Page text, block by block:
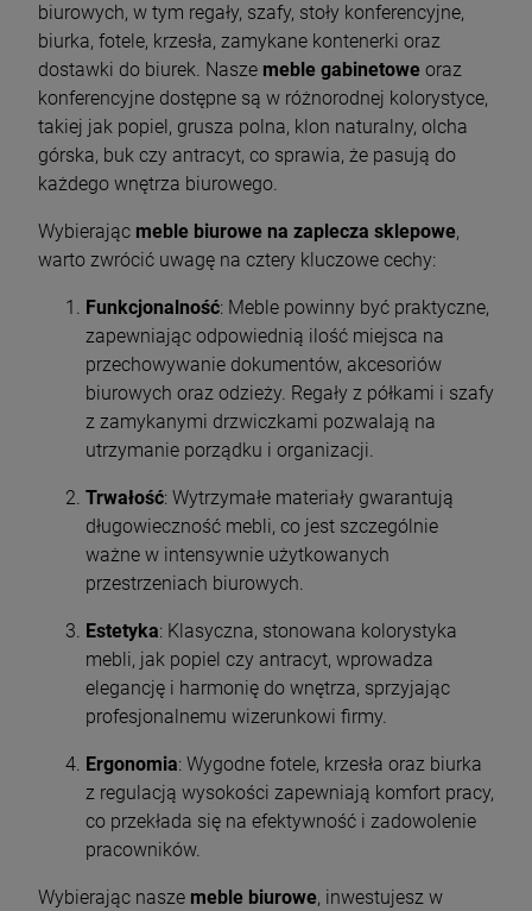
biurowych, w tym regały, szafy, stoły konferencyjne,
biurka, fotele, krzesła, zamykane kontenerki oraz
dostawki do biurek. Nasze meble gabinetowe oraz
konferencyjne dostępne są w różnorodnej kolorystyce,
takiej jak popiel, grusza polna, klon naturalny, olcha
górska, buk czy antracyt, co sprawia, że pasują do
każdego wnętrza biurowego.
Wybierając meble biurowe na zaplecza sklepowe,
warto zwrócić uwagę na cztery kluczowe cechy:
Funkcjonalność: Meble powinny być praktyczne,
zapewniając odpowiednią ilość miejsca na
przechowywanie dokumentów, akcesoriów
biurowych oraz odzieży. Regały z półkami i szafy
z zamykanymi drzwiczkami pozwalają na
utrzymanie porządku i organizacji.
Trwałość: Wytrzymałe materiały gwarantują
długowieczność mebli, co jest szczególnie
ważne w intensywnie użytkowanych
przestrzeniach biurowych.
Estetyka: Klasyczna, stonowana kolorystyka
mebli, jak popiel czy antracyt, wprowadza
elegancję i harmonię do wnętrza, sprzyjając
profesjonalnemu wizerunkowi firmy.
Ergonomia: Wygodne fotele, krzesła oraz biurka
z regulacją wysokości zapewniają komfort pracy,
co przekłada się na efektywność i zadowolenie
pracowników.
Wybierając nasze meble biurowe, inwestujesz w